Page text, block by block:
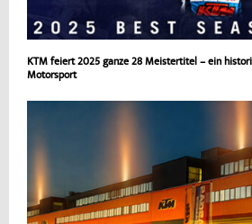
KTM feiert 2025 ganze 28 Meistertitel – ein
Motorsport